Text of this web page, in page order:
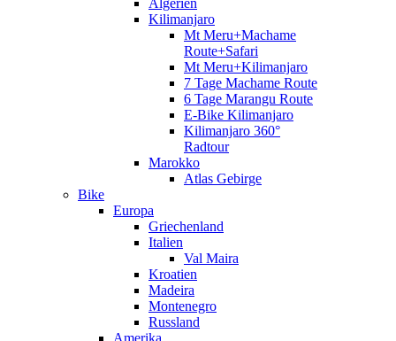
Algerien
Kilimanjaro
Mt Meru+Machame
Route+Safari
Mt Meru+Kilimanjaro
7 Tage Machame Route
6 Tage Marangu Route
E-Bike Kilimanjaro
Kilimanjaro 360°
Radtour
Marokko
Atlas Gebirge
Bike
Europa
Griechenland
Italien
Val Maira
Kroatien
Madeira
Montenegro
Russland
Amerika